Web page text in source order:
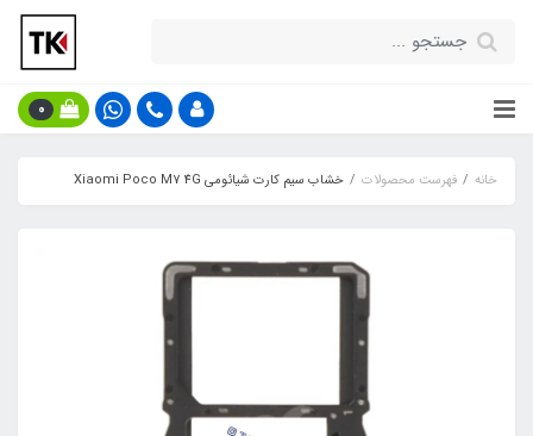
0
خانه فهرست محصولات خشاب سیم کارت شیائومی Xiaomi Poco M7 4G